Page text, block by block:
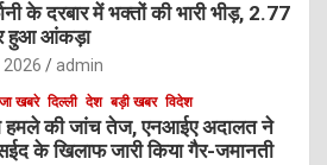
के दरबार में भक्तों की भारी भीड़, 2.77
हुआ आंकड़ा
2026 admin
खबरे दिल्ली देश बड़ी खबर विदेश
हमले की जांच तेज, एनआईए अदालत ने
के खिलाफ जारी किया गैर-जमानती